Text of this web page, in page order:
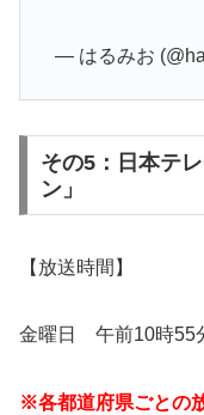
— はるみお
その5：日本テ
ン」
【放送時間】
金曜日 午前10時55
※各都道府県ごとの